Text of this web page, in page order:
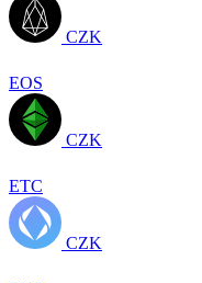
CZK
EOS
CZK
ETC
CZK